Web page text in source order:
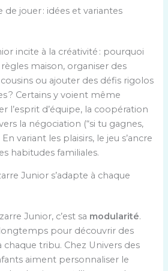
de jouer : idées et variantes
incite à la créativité : pourquoi
maison, organiser des
ou ajouter des défis rigolos
? Certains y voient même
l’esprit d’équipe, la coopération
la négociation (“si tu gagnes,
variant les plaisirs, le jeu s’ancre
habitudes familiales.
Junior s’adapte à chaque
Junior, c’est sa modularité.
pour découvrir des
chaque tribu. Chez Univers des
aiment personnaliser le